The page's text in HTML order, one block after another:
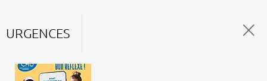
URGENCES